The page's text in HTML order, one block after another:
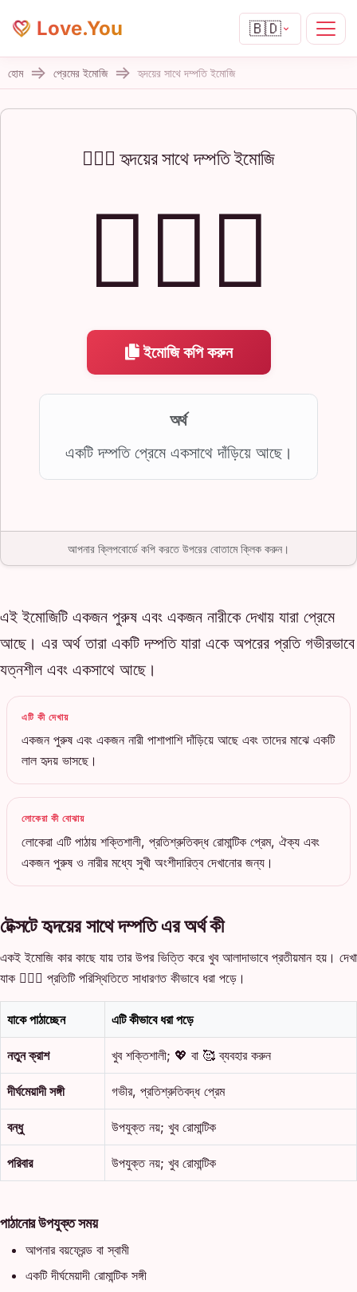
Love.You 🇧🇩
হোম প্রেমের ইমোজি হৃদয়ের সাথে দম্পতি ইমোজি
👩‍❤️‍👨 হৃদয়ের সাথে দম্পতি ইমোজি
👩‍❤️‍👨
ইমোজি কপি করুন
অর্থ
একটি দম্পতি প্রেমে একসাথে দাঁড়িয়ে আছে।
আপনার ক্লিপবোর্ডে কপি করতে উপরের বোতামে ক্লিক করুন।
এই ইমোজিটি একজন পুরুষ এবং একজন নারীকে দেখায় যারা প্রেমে
আছে। এর অর্থ তারা একটি দম্পতি যারা একে অপরের প্রতি গভীরভাবে
যত্নশীল এবং একসাথে আছে।
এটি কী দেখায়
একজন পুরুষ এবং একজন নারী পাশাপাশি দাঁড়িয়ে আছে এবং তাদের মাঝে একটি
লাল হৃদয় ভাসছে।
লোকেরা কী বোঝায়
লোকেরা এটি পাঠায় শক্তিশালী, প্রতিশ্রুতিবদ্ধ রোমান্টিক প্রেম, ঐক্য এবং
একজন পুরুষ ও নারীর মধ্যে সুখী অংশীদারিত্ব দেখানোর জন্য।
টেক্সটে হৃদয়ের সাথে দম্পতি এর অর্থ কী
একই ইমোজি কার কাছে যায় তার উপর ভিত্তি করে খুব আলাদাভাবে প্রতীয়মান হয়। দেখা
যাক 👩‍❤️‍👨 প্রতিটি পরিস্থিতিতে সাধারণত কীভাবে ধরা পড়ে।
যাকে পাঠাচ্ছেন এটি কীভাবে ধরা পড়ে
নতুন ক্রাশ খুব শক্তিশালী; 💖 বা 🥰 ব্যবহার করুন
দীর্ঘমেয়াদী সঙ্গী গভীর, প্রতিশ্রুতিবদ্ধ প্রেম
বন্ধু উপযুক্ত নয়; খুব রোমান্টিক
পরিবার উপযুক্ত নয়; খুব রোমান্টিক
পাঠানোর উপযুক্ত সময়
আপনার বয়ফ্রেন্ড বা স্বামী
একটি দীর্ঘমেয়াদী রোমান্টিক সঙ্গী